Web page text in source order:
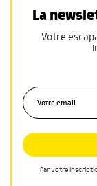
La
Votre
Par votre